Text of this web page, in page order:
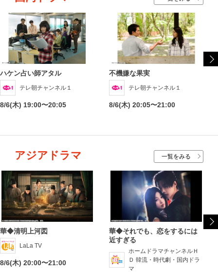
ハケン占い師アタル
テレ朝チャンネル１
8/6(木) 19:00〜20:05
不機嫌な果実
テレ朝チャンネル１
8/6(木) 20:05〜21:00
アジアドラマ 一覧をみる
華◆清明上河図
LaLa TV
8/6(木) 20:00〜21:00
華◆それでも、恋をするには
近すぎる
ホームドラマチャンネルＨ
Ｄ 韓流・時代劇・国内ドラ
マ